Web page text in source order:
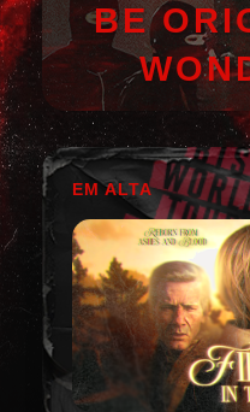
BE
EM ALTA